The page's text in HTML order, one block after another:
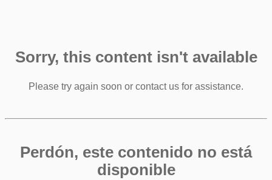
Sorry, this content isn't available
Please try again soon or contact us for assistance.
Perdón, este contenido no está
disponible